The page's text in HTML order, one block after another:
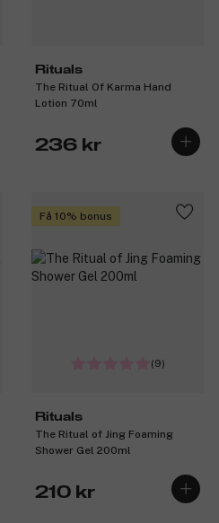
Rituals
The Ritual Of Karma Hand
Lotion 70ml
236 kr
Få 10% bonus
(9)
Rituals
The Ritual of Jing Foaming
Shower Gel 200ml
210 kr